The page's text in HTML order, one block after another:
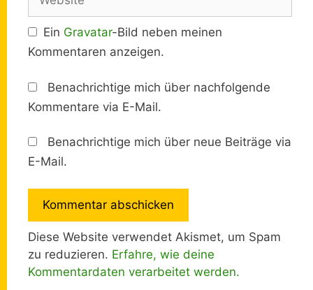
Ein Gravatar-Bild neben meinen
Kommentaren anzeigen.
Benachrichtige mich über nachfolgende
Kommentare via E-Mail.
Benachrichtige mich über neue Beiträge via
E-Mail.
Diese Website verwendet Akismet, um Spam
zu reduzieren. Erfahre, wie deine
Kommentardaten verarbeitet werden.